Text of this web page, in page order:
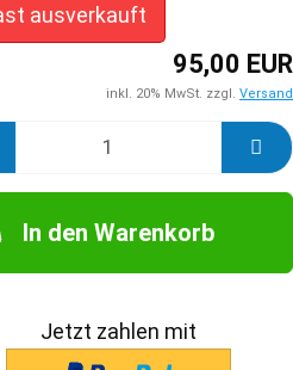
ausverkauft
95,00 EUR
inkl. 20% MwSt. zzgl. Versand
In den Warenkorb
Jetzt zahlen mit